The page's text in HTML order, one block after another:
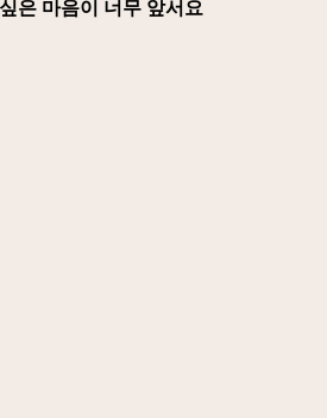
은 마음이 너무 앞서요